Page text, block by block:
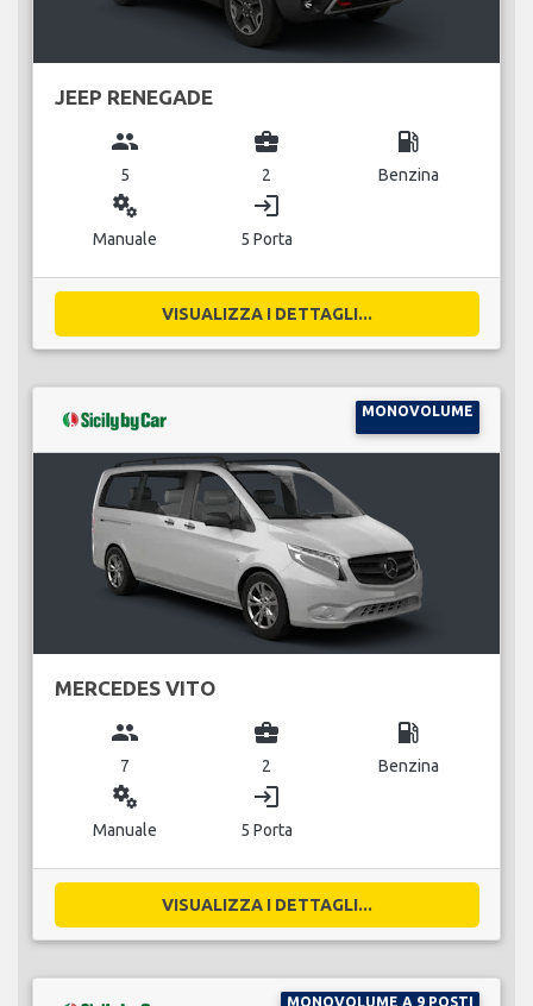
JEEP RENEGADE
group
5
business_center
2
local_gas_station
Benzina
miscellaneous_services
Manuale
login
5 Porta
VISUALIZZA I DETTAGLI...
MONOVOLUME
MERCEDES VITO
group
7
business_center
2
local_gas_station
Benzina
miscellaneous_services
Manuale
login
5 Porta
VISUALIZZA I DETTAGLI...
MONOVOLUME A 9 POSTI